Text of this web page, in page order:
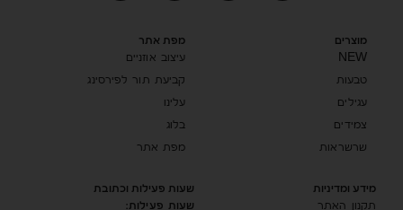
מוצרים
NEW
טבעות
עגילים
צמידים
שרשראות
מפת אתר
עיצוב אוזניים
קביעת תור לפירסינג
עלינו
בלוג
מפת אתר
מידע ומדיניות
תקנון האתר
שעות פעילות וכתובת
שעות פעילות: